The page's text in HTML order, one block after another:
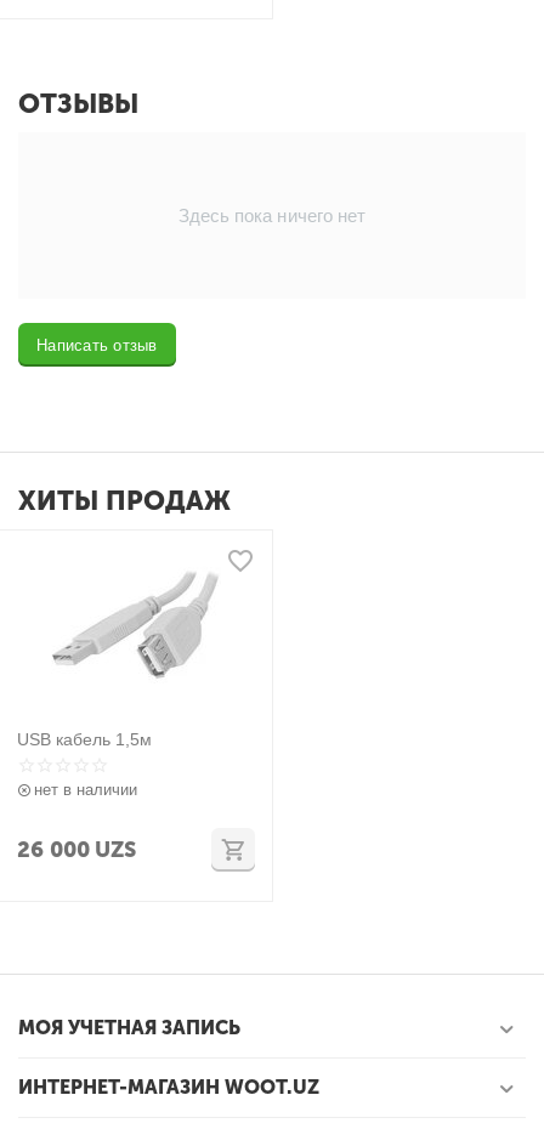
ОТЗЫВЫ
Здесь пока ничего нет
Написать отзыв
ХИТЫ ПРОДАЖ
USB кабель 1,5м
нет в наличии
26 000 UZS
МОЯ УЧЕТНАЯ ЗАПИСЬ
ИНТЕРНЕТ-МАГАЗИН WOOT.UZ